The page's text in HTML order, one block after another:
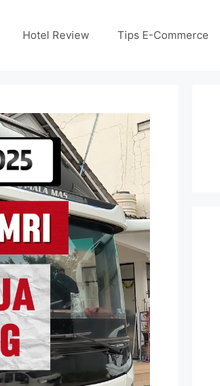
Hotel Review Tips E-Commerce